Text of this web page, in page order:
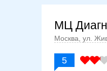
МЦ
Москва, ул.
5